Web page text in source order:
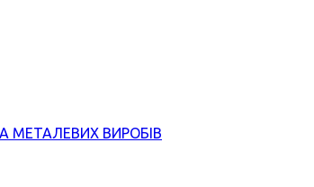
МЕТАЛЕВИХ ВИРОБІВ